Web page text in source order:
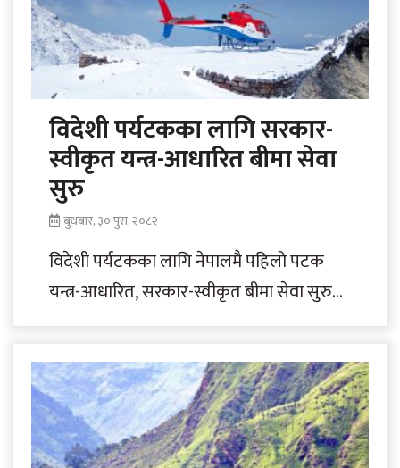
विदेशी पर्यटकका लागि सरकार-
स्वीकृत यन्त्र-आधारित बीमा सेवा
सुरु
बुधबार, ३० पुस, २०८२
विदेशी पर्यटकका लागि नेपालमै पहिलो पटक
यन्त्र-आधारित, सरकार-स्वीकृत बीमा सेवा सुरु